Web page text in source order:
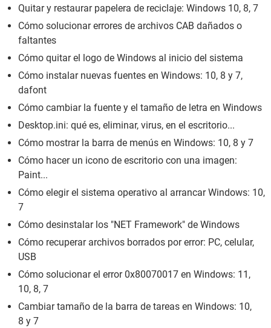
Quitar y restaurar papelera de reciclaje: Windows 10, 8, 7
Cómo solucionar errores de archivos CAB dañados o
faltantes
Cómo quitar el logo de Windows al inicio del sistema
Cómo instalar nuevas fuentes en Windows: 10, 8 y 7,
dafont
Cómo cambiar la fuente y el tamaño de letra en Windows
Desktop.ini: qué es, eliminar, virus, en el escritorio...
Cómo mostrar la barra de menús en Windows: 10, 8 y 7
Cómo hacer un icono de escritorio con una imagen:
Paint...
Cómo elegir el sistema operativo al arrancar Windows: 10,
7
Cómo desinstalar los "NET Framework" de Windows
Cómo recuperar archivos borrados por error: PC, celular,
USB
Cómo solucionar el error 0x80070017 en Windows: 11,
10, 8, 7
Cambiar tamaño de la barra de tareas en Windows: 10,
8 y 7